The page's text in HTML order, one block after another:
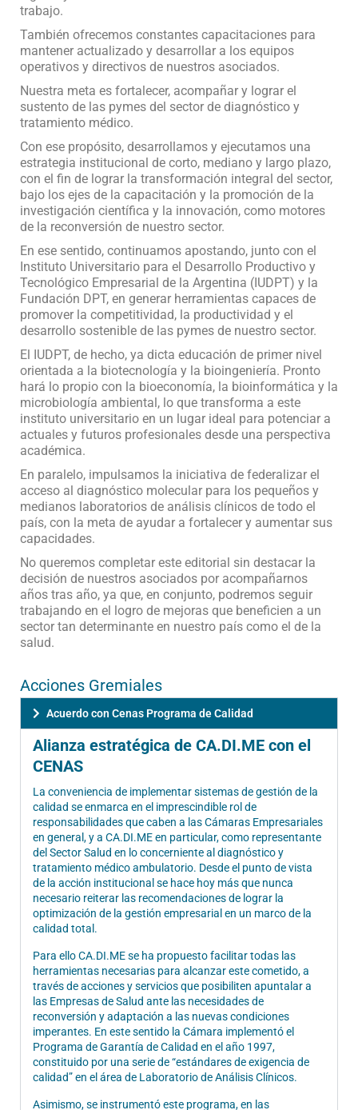
trabajo.
También ofrecemos constantes capacitaciones para
mantener actualizado y desarrollar a los equipos
operativos y directivos de nuestros asociados.
Nuestra meta es fortalecer, acompañar y lograr el
sustento de las pymes del sector de diagnóstico y
tratamiento médico.
Con ese propósito, desarrollamos y ejecutamos una
estrategia institucional de corto, mediano y largo plazo,
con el fin de lograr la transformación integral del sector,
bajo los ejes de la capacitación y la promoción de la
investigación científica y la innovación, como motores
de la reconversión de nuestro sector.
En ese sentido, continuamos apostando, junto con el
Instituto Universitario para el Desarrollo Productivo y
Tecnológico Empresarial de la Argentina (IUDPT) y la
Fundación DPT, en generar herramientas capaces de
promover la competitividad, la productividad y el
desarrollo sostenible de las pymes de nuestro sector.
El IUDPT, de hecho, ya dicta educación de primer nivel
orientada a la biotecnología y la bioingeniería. Pronto
hará lo propio con la bioeconomía, la bioinformática y la
microbiología ambiental, lo que transforma a este
instituto universitario en un lugar ideal para potenciar a
actuales y futuros profesionales desde una perspectiva
académica.
En paralelo, impulsamos la iniciativa de federalizar el
acceso al diagnóstico molecular para los pequeños y
medianos laboratorios de análisis clínicos de todo el
país, con la meta de ayudar a fortalecer y aumentar sus
capacidades.
No queremos completar este editorial sin destacar la
decisión de nuestros asociados por acompañarnos
años tras año, ya que, en conjunto, podremos seguir
trabajando en el logro de mejoras que beneficien a un
sector tan determinante en nuestro país como el de la
salud.
Acciones Gremiales
Acuerdo con Cenas Programa de Calidad
Alianza estratégica de CA.DI.ME con el
CENAS
La conveniencia de implementar sistemas de gestión de la
calidad se enmarca en el imprescindible rol de
responsabilidades que caben a las Cámaras Empresariales
en general, y a CA.DI.ME en particular, como representante
del Sector Salud en lo concerniente al diagnóstico y
tratamiento médico ambulatorio. Desde el punto de vista
de la acción institucional se hace hoy más que nunca
necesario reiterar las recomendaciones de lograr la
optimización de la gestión empresarial en un marco de la
calidad total.
Para ello CA.DI.ME se ha propuesto facilitar todas las
herramientas necesarias para alcanzar este cometido, a
través de acciones y servicios que posibiliten apuntalar a
las Empresas de Salud ante las necesidades de
reconversión y adaptación a las nuevas condiciones
imperantes. En este sentido la Cámara implementó el
Programa de Garantía de Calidad en el año 1997,
constituido por una serie de “estándares de exigencia de
calidad” en el área de Laboratorio de Análisis Clínicos.
Asimismo, se instrumentó este programa, en las